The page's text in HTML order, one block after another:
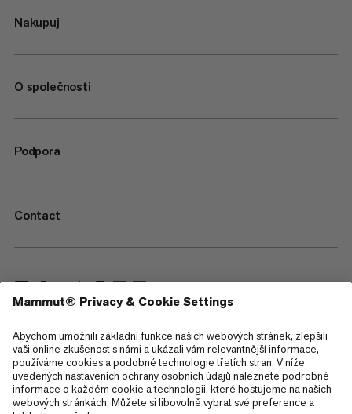
Nakupuj
O společnosti
Podpora
Contact
—
Sitemap